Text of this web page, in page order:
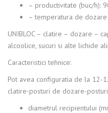
– productivitate (buc/h):
– temperatura de
UNIBLOC – clatire – dozare –
alcoolice, sucuri si alte lichide
Caracteristici tehnice:
Pot avea configuratia de la 12-
clatire-posturi de dozare-
diametrul recipientului